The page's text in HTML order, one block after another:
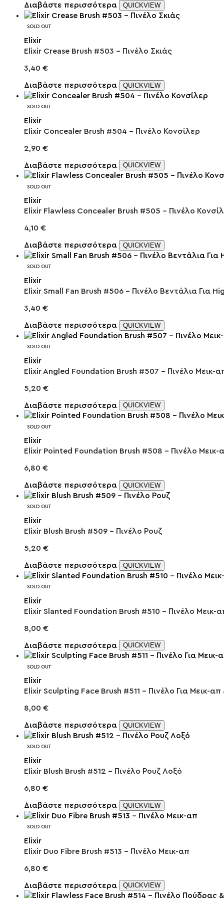
Διαβάστε περισσότερα QUICKVIEW
SOLD OUT
Elixir
Elixir Crease Brush #503 – Πινέλο Σκιάς
3,40 €
Διαβάστε περισσότερα QUICKVIEW
SOLD OUT
Elixir
Elixir Concealer Brush #504 – Πινέλο Κονσίλερ
2,90 €
Διαβάστε περισσότερα QUICKVIEW
SOLD OUT
Elixir
Elixir Flawless Concealer Brush #505 – Πινέλο
4,10 €
Διαβάστε περισσότερα QUICKVIEW
SOLD OUT
Elixir
Elixir Small Fan Brush #506 – Πινέλο Βεντάλια Για
3,40 €
Διαβάστε περισσότερα QUICKVIEW
SOLD OUT
Elixir
Elixir Angled Foundation Brush #507 – Πινέλο Μεικ-
5,20 €
Διαβάστε περισσότερα QUICKVIEW
SOLD OUT
Elixir
Elixir Pointed Foundation Brush #508 – Πινέλο Μεικ-
6,80 €
Διαβάστε περισσότερα QUICKVIEW
SOLD OUT
Elixir
Elixir Blush Brush #509 – Πινέλο Ρουζ
5,20 €
Διαβάστε περισσότερα QUICKVIEW
SOLD OUT
Elixir
Elixir Slanted Foundation Brush #510 – Πινέλο Μεικ-
8,00 €
Διαβάστε περισσότερα QUICKVIEW
SOLD OUT
Elixir
Elixir Sculpting Face Brush #511 – Πινέλο Για Μεικ-
8,00 €
Διαβάστε περισσότερα QUICKVIEW
SOLD OUT
Elixir
Elixir Blush Brush #512 – Πινέλο Ρουζ Λοξό
6,80 €
Διαβάστε περισσότερα QUICKVIEW
SOLD OUT
Elixir
Elixir Duo Fibre Brush #513 – Πινέλο Μεικ-απ
6,80 €
Διαβάστε περισσότερα QUICKVIEW